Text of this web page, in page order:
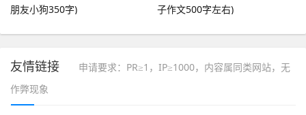
朋友小狗350字)
子作文500字左右)
友情链接
申请要求：PR≥1，IP≥1000，内容属同类网站，无
作弊现象